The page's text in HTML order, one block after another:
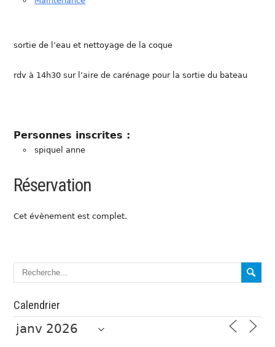
sortie de l’eau et nettoyage de la coque
rdv à 14h30 sur l’aire de carénage pour la sortie du bateau
Personnes inscrites :
spiquel anne
Réservation
Cet évènement est complet.
Calendrier